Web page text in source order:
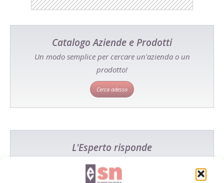
Catalogo Aziende e Prodotti
Un modo semplice per cercare un'azienda o un
prodotto!
Cerca adesso
L'Esperto risponde
Cerca adesso